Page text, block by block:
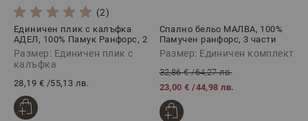
(2)
Единичен плик с калъфка
АДЕЛ, 100% Памук Ранфорс, 2
части
Размер: Единичен плик с
калъфка
28,19 € /55,13 лв.
Спално бельо МАЛВА, 100%
Памучен ранфорс, 3 части
Размер: Единичен комплект
32,86 €/64,27 лв.
23,00 € /44,98 лв.